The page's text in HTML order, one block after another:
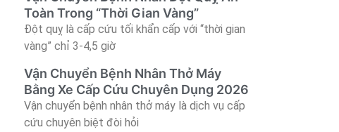
Toàn Trong “Thời Gian Vàng”
Đột quỵ là cấp cứu tối khẩn cấp với “thời gian
vàng” chỉ 3-4,5 giờ
Vận Chuyển Bệnh Nhân Thở Máy
Bằng Xe Cấp Cứu Chuyên Dụng 2026
Vận chuyển bệnh nhân thở máy là dịch vụ cấp
cứu chuyên biệt đòi hỏi